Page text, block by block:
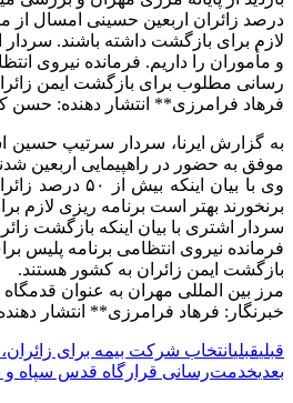
درصد زائران اربعین حسینی امسال از
لازم برای بازگشت داشته باشند. سردار
و مأموران را داریم. فرمانده نیروی
رسانی مطلوب برای بازگشت ایمن
فرهاد فرامرزی** انتشار دهنده: حسن
موفق به حضور در راهپیمایی اربعین
وی با بیان
برنخورند بهتر است برنامه ریزی لازم
سردار اشتری با بیان اینکه بازگشت
فرمانده نیروی انتظامی برنامه پلیس
بازگشت ایمن زائران به کشور هستند.
مرز بین المللی مهران به عنوان
خبرنگار: فرهاد فرامرزی** انتشار
قبلیقبلیانتخاب شرکت‌ بیمه برای
بعدیخدمت‌رسانی قرارگاه قدس سپاه و